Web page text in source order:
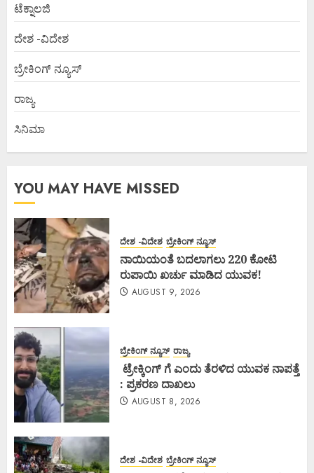
ಟೆಕ್ನಾಲಜಿ
ದೇಶ -ವಿದೇಶ
ಬ್ರೇಕಿಂಗ್ ನ್ಯೂಸ್
ರಾಜ್ಯ
ಸಿನಿಮಾ
YOU MAY HAVE MISSED
ದೇಶ -ವಿದೇಶ ಬ್ರೇಕಿಂಗ್ ನ್ಯೂಸ್
ನಾಯಿಯಂತೆ ಬದಲಾಗಲು 220 ಕೋಟಿ
ರುಪಾಯಿ ಖರ್ಚು ಮಾಡಿದ ಯುವಕ!
AUGUST 9, 2026
ಬ್ರೇಕಿಂಗ್ ನ್ಯೂಸ್ ರಾಜ್ಯ
ಟ್ರೇಕ್ಕಿಂಗ್ ಗೆ ಎಂದು ತೆರಳಿದ ಯುವಕ ನಾಪತ್ತೆ
: ಪ್ರಕರಣ ದಾಖಲು
AUGUST 8, 2026
ದೇಶ -ವಿದೇಶ ಬ್ರೇಕಿಂಗ್ ನ್ಯೂಸ್